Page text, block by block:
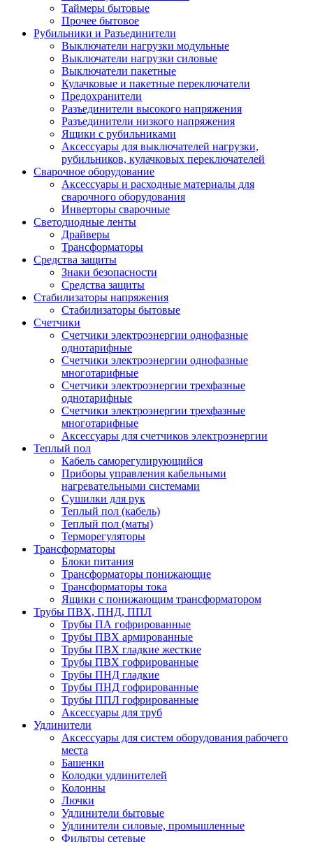
Таймеры бытовые
Прочее бытовое
Рубильники и Разъединители
Выключатели нагрузки модульные
Выключатели нагрузки силовые
Выключатели пакетные
Кулачковые и пакетные переключатели
Предохранители
Разъединители высокого напряжения
Разъединители низкого напряжения
Ящики с рубильниками
Аксессуары для выключателей нагрузки,
рубильников, кулачковых переключателей
Сварочное оборудование
Аксессуары и расходные материалы для
сварочного оборудования
Инверторы сварочные
Светодиодные ленты
Драйверы
Трансформаторы
Средства защиты
Знаки безопасности
Средства защиты
Стабилизаторы напряжения
Стабилизаторы бытовые
Счетчики
Счетчики электроэнергии однофазные
однотарифные
Счетчики электроэнергии однофазные
многотарифные
Счетчики электроэнергии трехфазные
однотарифные
Счетчики электроэнергии трехфазные
многотарифные
Аксессуары для счетчиков электроэнергии
Теплый пол
Кабель саморегулирующийся
Приборы управления кабельными
нагревательными системами
Сушилки для рук
Теплый пол (кабель)
Теплый пол (маты)
Терморегуляторы
Трансформаторы
Блоки питания
Трансформаторы понижающие
Трансформаторы тока
Ящики с понижающим трансформатором
Трубы ПВХ, ПНД, ППЛ
Трубы ПА гофрированные
Трубы ПВХ армированные
Трубы ПВХ гладкие жесткие
Трубы ПВХ гофрированные
Трубы ПНД гладкие
Трубы ПНД гофрированные
Трубы ППЛ гофрированные
Аксессуары для труб
Удлинители
Аксессуары для систем оборудования рабочего
места
Башенки
Колодки удлинителей
Колонны
Лючки
Удлинители бытовые
Удлинители силовые, промышленные
Фильтры сетевые